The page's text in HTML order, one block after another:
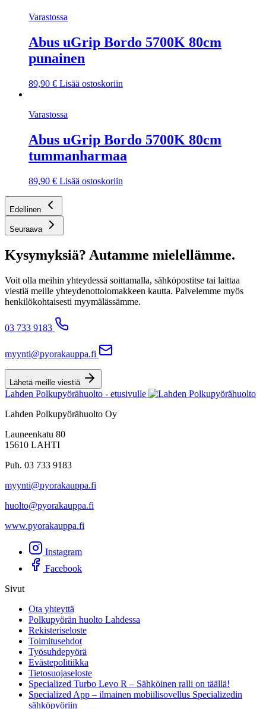
Varastossa
Abus uGrip Bordo 5700K 80cm
punainen
89,90 € Lisää ostoskoriin
Varastossa
Abus uGrip Bordo 5700K 80cm
tummanharmaa
89,90 € Lisää ostoskoriin
Edellinen
Seuraava
Kysymyksiä? Autamme mielellämme.
Voit olla meihin yhteydessä soittamalla, sähköpostitse tai laittaa
viestiä meille yhteydenottolomakkeen kautta. Palvelemme myös
henkilökohtaisesti myymälässämme.
03 733 9183
myynti@pyorakauppa.fi
Lähetä meille viestiä
Lahden Polkupyörähuolto - etusivulle
Lahden Polkupyörähuolto Oy
Launeenkatu 80
15610 LAHTI
Puh. 03 733 9183
myynti@pyorakauppa.fi
huolto@pyorakauppa.fi
www.pyorakauppa.fi
Instagram
Facebook
Sivut
Ota yhteyttä
Polkupyörän huolto Lahdessa
Rekisteriseloste
Toimitusehdot
Työsuhdepyörä
Evästepolitiikka
Tietosuojaseloste
Specialized Turbo Levo R – Sähköinen ralli on täällä!
Specialized App – ilmainen mobiilisovellus Specializedin
sähköpyöriin